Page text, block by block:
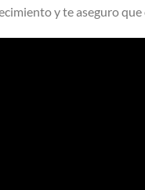
y te aseguro